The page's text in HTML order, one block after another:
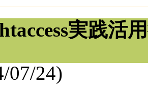
実践活
07/24)